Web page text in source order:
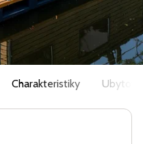
Charakteristiky